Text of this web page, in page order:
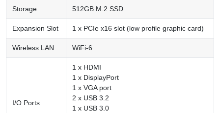
Storage 512GB M.2 SSD
Expansion Slot 1 x PCIe x16 slot (low profile graphic card)
Wireless LAN WiFi-6
I/O Ports
1 x HDMI
1 x DisplayPort
1 x VGA port
2 x USB 3.2
1 x USB 3.0